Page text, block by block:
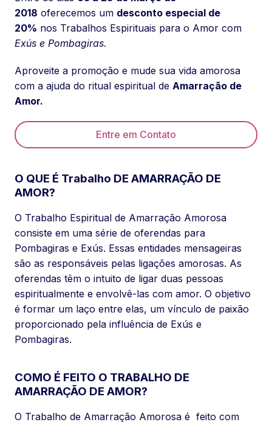
2018 oferecemos um desconto especial de
20% nos Trabalhos Espirituais para o Amor com
Exús e Pombagiras.
Aproveite a promoção e mude sua vida amorosa
com a ajuda do ritual espiritual de Amarração de
Amor.
Entre em Contato
O QUE É Trabalho DE AMARRAÇÃO DE
AMOR?
O Trabalho Espiritual de Amarração Amorosa
consiste em uma série de oferendas para
Pombagiras e Exús. Essas entidades mensageiras
são as responsáveis pelas ligações amorosas. As
oferendas têm o intuito de ligar duas pessoas
espiritualmente e envolvê-las com amor. O objetivo
é formar um laço entre elas, um vínculo de paixão
proporcionado pela influência de Exús e
Pombagiras.
COMO É FEITO O TRABALHO DE
AMARRAÇÃO DE AMOR?
O Trabalho de Amarração Amorosa é feito com